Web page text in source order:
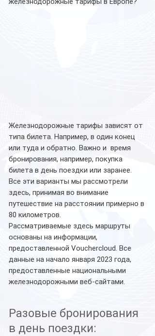
Железнодорожные тарифы зависят от
типа билета. Например, в один конец
или туда и обратно. Важно и  время
бронирования, например, покупка
билета в день поездки или заранее.
Все эти варианты мы рассмотрели
здесь, принимая во внимание
путешествие на расстоянии примерно в
80 километров.
Рассматриваемые здесь маршруты
основаны на информации,
предоставленной Vouchercloud. Все
данные на начало января 2023 года,
предоставленные национальными
железнодорожными веб-сайтами.
Разовые бронирования
в день поездки: